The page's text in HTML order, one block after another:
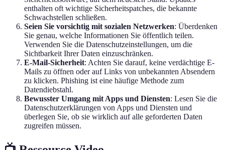
enthalten oft wichtige Sicherheitspatches, die bekannte
Schwachstellen schließen.
Seien Sie vorsichtig mit sozialen Netzwerken: Überdenken
Sie genau, welche Informationen Sie öffentlich teilen.
Verwenden Sie die Datenschutzeinstellungen, um die
Sichtbarkeit Ihrer Daten einzuschränken.
E-Mail-Sicherheit: Achten Sie darauf, keine verdächtige E-
Mails zu öffnen oder auf Links von unbekannten Absendern
zu klicken. Phishing ist eine häufige Methode zum
Datendiebstahl.
Bewusster Umgang mit Apps und Diensten: Lesen Sie die
Datenschutzerklärungen von Apps und Diensten und
überlegen Sie, ob sie wirklich auf alle geforderten Daten
zugreifen müssen.